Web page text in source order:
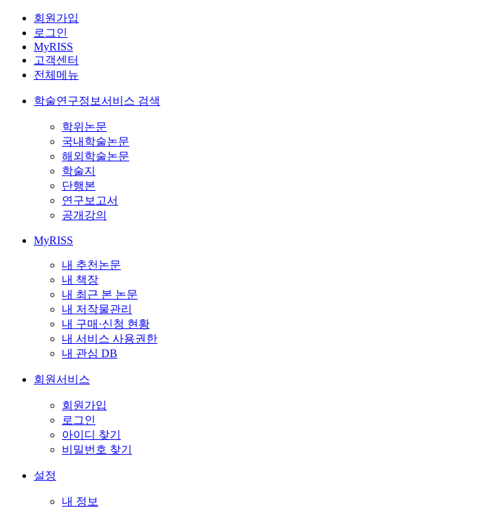
회원가입
로그인
MyRISS
고객센터
전체메뉴
학술연구정보서비스 검색
학위논문
국내학술논문
해외학술논문
학술지
단행본
연구보고서
공개강의
MyRISS
내 추천논문
내 책장
내 최근 본 논문
내 저작물관리
내 구매·신청 현황
내 서비스 사용권한
내 관심 DB
회원서비스
회원가입
로그인
아이디 찾기
비밀번호 찾기
설정
내 정보